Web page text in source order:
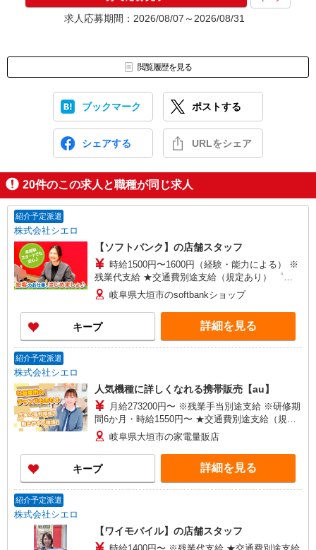
求人応募期間：2026/08/07～2026/08/31
閲覧履歴を見る
ブックマーク ポストする
シェアする URLをシェア
20件のこの求人と職種が同じ求人
紹介予定派遣
株式会社シエロ
【ソフトバンク】の店舗スタッフ
時給1500円〜1600円（経験・能力による） ※
残業代支給 ★交通費別途支給（規定あり） ゜
+゜・。○。・゜+゜・。○。・゜+゜ 入社祝い金10
万円支給(規定有) お友達を紹介頂くと, インセンテ
ィブ支給(規定有) ★月2回払い・週払い可能（規程
有）★ ゜・。○。・゜+゜・。○。・゜+゜
岐阜県大垣市のsoftbankショップ
キープ 詳細を見る
紹介予定派遣
株式会社シエロ
人気機種に詳しくなれる携帯販売【au】
月給273200円〜 ※残業手当別途支給 ※研修期
間6か月・時給1550円〜 ★交通費別途支給（規定
あり） ゜+゜・。○。・゜+゜・。○。・゜+゜ 入
社祝い金10万円支給(規定有) お友達を紹介頂くと,
インセンティブ支給(規定有) ゜・。○。・゜
+゜・。○。・゜+゜
岐阜県大垣市の家電量販店
キープ 詳細を見る
紹介予定派遣
株式会社シエロ
【ワイモバイル】の店舗スタッフ